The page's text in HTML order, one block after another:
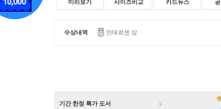
미리보기 사이즈비교 카드뉴스
수상내역 안데르센 상
기간 한정 특가 도서